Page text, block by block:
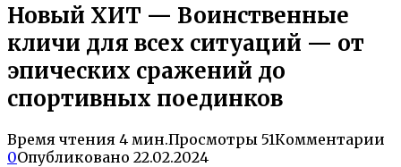
Новый ХИТ — Воинственные
кличи для всех ситуаций — от
эпических сражений до
спортивных поединков
Время чтения 4 мин.Просмотры 51Комментарии
0Опубликовано 22.02.2024